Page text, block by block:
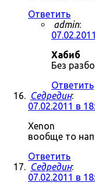
Ответить
admin:
Хабиб
Без
Ответить
Седредин:
07.02.2011 в
Xenon
вообще то
Ответить
Седредин:
07.02.2011 в